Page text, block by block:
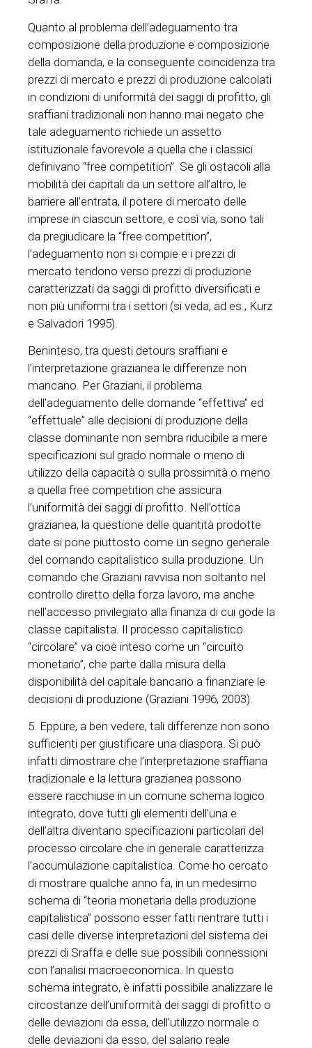
Quanto al problema dell’adeguamento tra
composizione della produzione e composizione
della domanda, e la conseguente coincidenza tra
prezzi di mercato e prezzi di produzione calcolati
in condizioni di uniformità dei saggi di profitto, gli
sraffiani tradizionali non hanno mai negato che
tale adeguamento richiede un assetto
istituzionale favorevole a quella che i classici
definivano “free competition”. Se gli ostacoli alla
mobilità dei capitali da un settore all’altro, le
barriere all’entrata, il potere di mercato delle
imprese in ciascun settore, e così via, sono tali
da pregiudicare la “free competition”,
l’adeguamento non si compie e i prezzi di
mercato tendono verso prezzi di produzione
caratterizzati da saggi di profitto diversificati e
non più uniformi tra i settori (si veda, ad es., Kurz
e Salvadori 1995).
Beninteso, tra questi detours sraffiani e
l’interpretazione grazianea le differenze non
mancano. Per Graziani, il problema
dell’adeguamento delle domande “effettiva” ed
“effettuale” alle decisioni di produzione della
classe dominante non sembra riducibile a mere
specificazioni sul grado normale o meno di
utilizzo della capacità o sulla prossimità o meno
a quella free competition che assicura
l’uniformità dei saggi di profitto. Nell’ottica
grazianea, la questione delle quantità prodotte
date si pone piuttosto come un segno generale
del comando capitalistico sulla produzione. Un
comando che Graziani ravvisa non soltanto nel
controllo diretto della forza lavoro, ma anche
nell’accesso privilegiato alla finanza di cui gode la
classe capitalista. Il processo capitalistico
“circolare” va cioè inteso come un “circuito
monetario”, che parte dalla misura della
disponibilità del capitale bancario a finanziare le
decisioni di produzione (Graziani 1996, 2003).
5. Eppure, a ben vedere, tali differenze non sono
sufficienti per giustificare una diaspora. Si può
infatti dimostrare che l’interpretazione sraffiana
tradizionale e la lettura grazianea possono
essere racchiuse in un comune schema logico
integrato, dove tutti gli elementi dell’una e
dell’altra diventano specificazioni particolari del
processo circolare che in generale caratterizza
l’accumulazione capitalistica. Come ho cercato
di mostrare qualche anno fa, in un medesimo
schema di “teoria monetaria della produzione
capitalistica” possono esser fatti rientrare tutti i
casi delle diverse interpretazioni del sistema dei
prezzi di Sraffa e delle sue possibili connessioni
con l’analisi macroeconomica. In questo
schema integrato, è infatti possibile analizzare le
circostanze dell’uniformità dei saggi di profitto o
delle deviazioni da essa, dell’utilizzo normale o
delle deviazioni da esso, del salario reale